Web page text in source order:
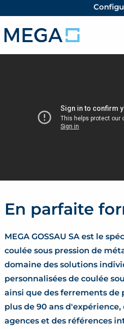
En parfaite
MEGA GOSSAU SA est le
coulée sous pression de
domaine des solutions
personnalisées de coulée
ainsi que des ferrements de
plus de 90 ans
agences et des références